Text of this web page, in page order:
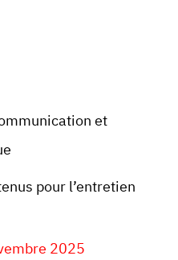
et
pour l’entretien
2025